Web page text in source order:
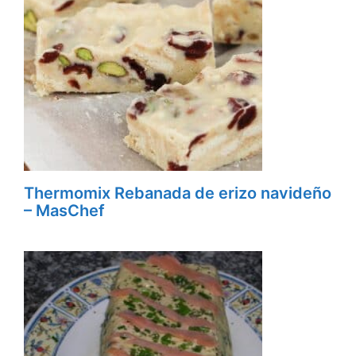
Thermomix Rebanada de erizo navideño
– MasChef